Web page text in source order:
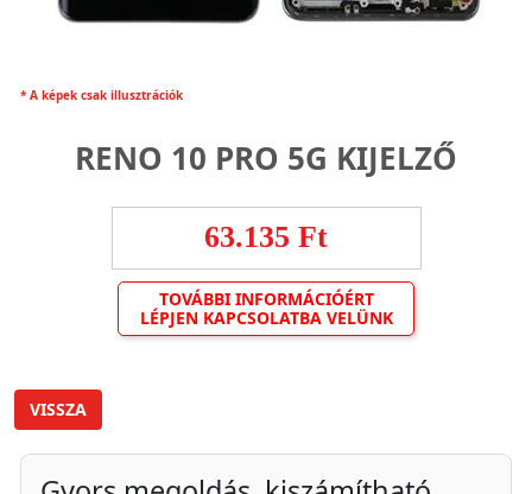
* A képek csak illusztrációk
RENO 10 PRO 5G KIJELZŐ
63.135 Ft
TOVÁBBI INFORMÁCIÓÉRT
LÉPJEN KAPCSOLATBA VELÜNK
VISSZA